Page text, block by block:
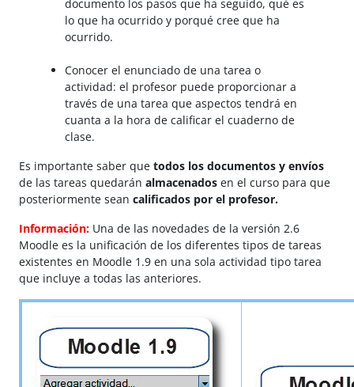
documento los pasos que ha seguido, qué es
lo que ha ocurrido y porqué cree que ha
ocurrido.
Conocer el enunciado de una tarea o
actividad: el profesor puede proporcionar a
través de una tarea que aspectos tendrá en
cuanta a la hora de calificar el cuaderno de
clase.
Es importante saber que todos los documentos y envíos
de las tareas quedarán almacenados en el curso para que
posteriormente sean calificados por el profesor.
Información: Una de las novedades de la versión 2.6
Moodle es la unificación de los diferentes tipos de tareas
existentes en Moodle 1.9 en una sola actividad tipo tarea
que incluye a todas las anteriores.